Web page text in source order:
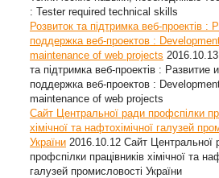
: Tester required technical skills
Розвиток та підтримка веб-проектів :
поддержка веб-проектов :
maintenance of web projects 2016.10.13
та підтримка веб-проектів : Развитие и
поддержка веб-проектов :
maintenance of web projects
Сайт Центральної ради профспілки
хімічної та нафтохімічної галузей
України 2016.10.12 Сайт Центральної
профспілки працівників хімічної та
галузей промисловості України